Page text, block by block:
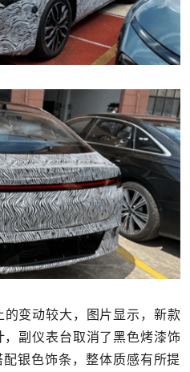
变动较大，图片显示，新款
副仪表台取消了黑色烤漆饰
银色饰条，整体质感有所提